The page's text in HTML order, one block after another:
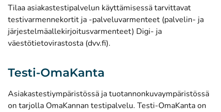
Tilaa asiakastestipalvelun käyttämisessä tarvittavat
testivarmennekortit ja -palveluvarmenteet (palvelin- ja
järjestelmäallekirjoitusvarmenteet) Digi- ja
väestötietovirastosta (dvv.fi)(avautuu uuteen ikkunaan)
.
Testi-OmaKanta
Asiakastestiympäristössä ja tuotannonkuvaympäristössä
on tarjolla OmaKannan testipalvelu. Testi-OmaKanta on